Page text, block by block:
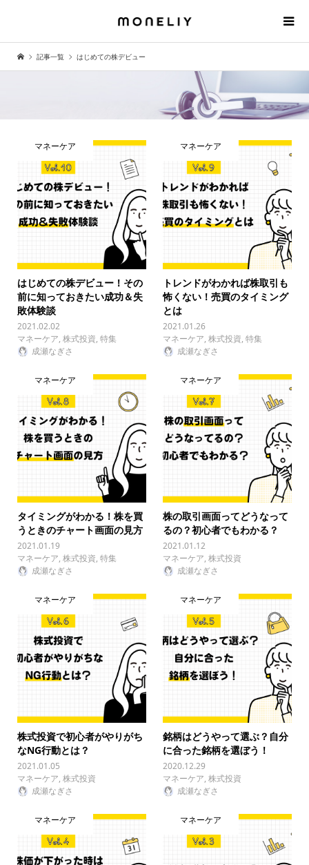
記事一覧 はじめての株デビュー
マネーケア
はじめての株デビュー！その
前に知っておきたい成功＆失
敗体験談
2021.02.02
マネーケア, 株式投資, 特集
成瀬なぎさ
マネーケア
トレンドがわかれば株取引も
怖くない！売買のタイミング
とは
2021.01.26
マネーケア,株式投資,特集
成瀬なぎさ
マネーケア
タイミングがわかる！株を買
うときのチャート画面の見方
2021.01.19
マネーケア, 株式投資, 特集
成瀬なぎさ
マネーケア
株の取引画面ってどうなって
るの？初心者でもわかる？
2021.01.12
マネーケア,株式投資
成瀬なぎさ
マネーケア
株式投資で初心者がやりがち
なNG行動とは？
2021.01.05
マネーケア, 株式投資
成瀬なぎさ
マネーケア
銘柄はどうやって選ぶ？自分
に合った銘柄を選ぼう！
2020.12.29
マネーケア,株式投資
成瀬なぎさ
マネーケア マネーケア